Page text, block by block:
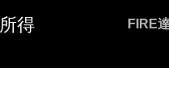
得 FIRE